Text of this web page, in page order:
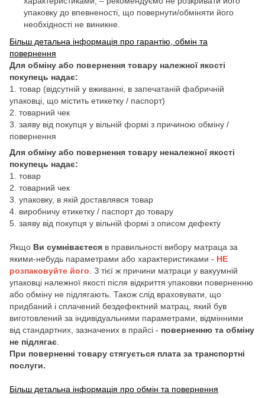
упаковку до впевненості, що повернути/обміняти його
необхідності не виникне.
Більш детальна інформація про гарантію, обмін та
повернення
Для обміну або повернення товару належної якості
покупець надає:
1. товар (відсутній у вживанні, в запечатаній фабричній
упаковці, що містить етикетку / паспорт)
2. товарний чек
3. заяву від покупця у вільній формі з причиною обміну /
повернення
Для обміну або повернення товару неналежної якості
покупець надає:
1. товар
2. товарний чек
3. упаковку, в якій доставлявся товар
4. виробничу етикетку / паспорт до товару
5. заяву від покупця у вільній формі з описом дефекту
Якщо Ви сумніваєтеся в правильності вибору матраца за
якими-небудь параметрами або характеристиками - НЕ
розпаковуйте його . З тієї ж причини матраци у вакуумній
упаковці належної якості після відкриття упаковки поверненню
або обміну не підлягають. Також слід враховувати, що
придбаний і сплачений бездефектний матрац, який був
виготовлений за індивідуальними параметрами, відмінними
від стандартних, зазначених в прайсі - поверненню та обміну
не підлягає
При поверненні товару стягується плата за транспортні
послуги.
Більш детальна інформація про обмін та повернення